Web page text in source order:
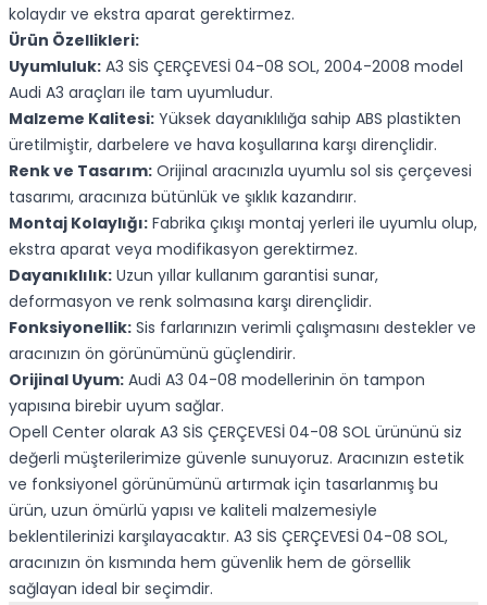
kolaydır ve ekstra aparat gerektirmez.
Ürün Özellikleri:
Uyumluluk: A3 SİS ÇERÇEVESİ 04-08 SOL, 2004-2008 model
Audi A3 araçları ile tam uyumludur.
Malzeme Kalitesi: Yüksek dayanıklılığa sahip ABS plastikten
üretilmiştir, darbelere ve hava koşullarına karşı dirençlidir.
Renk ve Tasarım: Orijinal aracınızla uyumlu sol sis çerçevesi
tasarımı, aracınıza bütünlük ve şıklık kazandırır.
Montaj Kolaylığı: Fabrika çıkışı montaj yerleri ile uyumlu olup,
ekstra aparat veya modifikasyon gerektirmez.
Dayanıklılık: Uzun yıllar kullanım garantisi sunar,
deformasyon ve renk solmasına karşı dirençlidir.
Fonksiyonellik: Sis farlarınızın verimli çalışmasını destekler ve
aracınızın ön görünümünü güçlendirir.
Orijinal Uyum: Audi A3 04-08 modellerinin ön tampon
yapısına birebir uyum sağlar.
Opell Center olarak A3 SİS ÇERÇEVESİ 04-08 SOL ürününü siz
değerli müşterilerimize güvenle sunuyoruz. Aracınızın estetik
ve fonksiyonel görünümünü artırmak için tasarlanmış bu
ürün, uzun ömürlü yapısı ve kaliteli malzemesiyle
beklentilerinizi karşılayacaktır. A3 SİS ÇERÇEVESİ 04-08 SOL,
aracınızın ön kısmında hem güvenlik hem de görsellik
sağlayan ideal bir seçimdir.